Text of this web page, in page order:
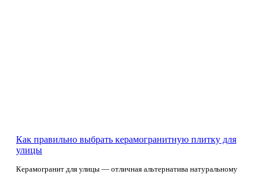
Как правильно выбрать керамогранитную плитку для
улицы
Керамогранит для улицы — отличная альтернатива натуральному